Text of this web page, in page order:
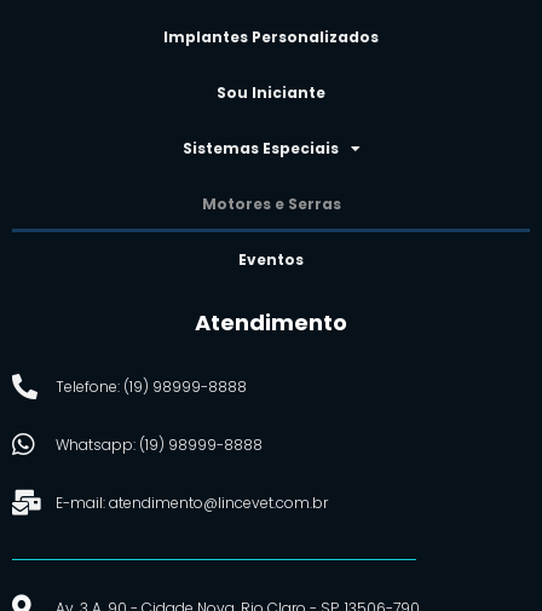
Implantes Personalizados
Sou Iniciante
Sistemas Especiais
Motores e Serras
Eventos
Atendimento
Telefone: (19) 98999-8888
Whatsapp: (19) 98999-8888
E-mail: atendimento@lincevet.com.br